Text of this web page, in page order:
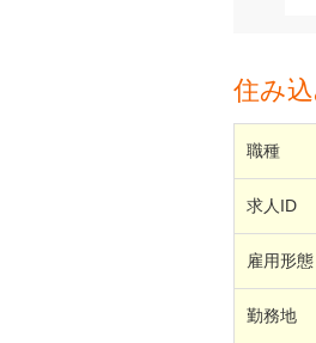
住み
職種
求人ID
雇用形態
勤務地